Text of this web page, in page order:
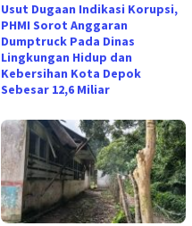
Usut Dugaan Indikasi Korupsi,
PHMI Sorot Anggaran
Dumptruck Pada Dinas
Lingkungan Hidup dan
Kebersihan Kota Depok
Sebesar 12,6 Miliar